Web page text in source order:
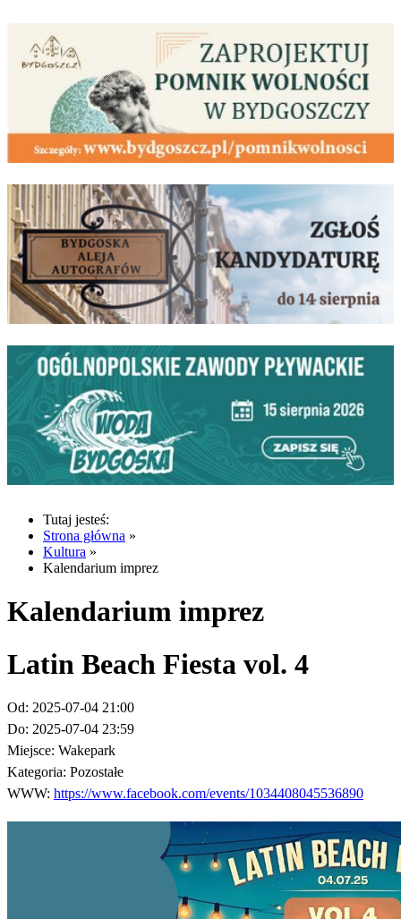
Tutaj jesteś:
Strona główna »
Kultura »
Kalendarium imprez
Kalendarium imprez
Latin Beach Fiesta vol. 4
Od: 2025-07-04 21:00
Do: 2025-07-04 23:59
Miejsce: Wakepark
Kategoria: Pozostałe
WWW: https://www.facebook.com/events/1034408045536890